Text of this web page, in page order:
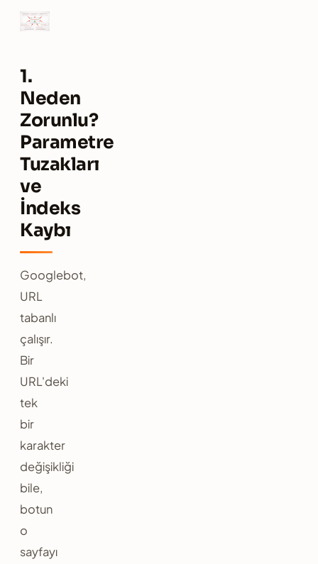
1.
Neden
Zorunlu?
Parametre
Tuzakları
ve
İndeks
Kaybı
Googlebot,
URL
tabanlı
çalışır.
Bir
URL'deki
tek
bir
karakter
değişikliği
bile,
botun
o
sayfayı